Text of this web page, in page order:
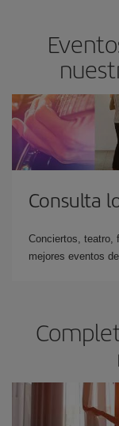
Consulta
Conciertos, teatro,
mejores eventos